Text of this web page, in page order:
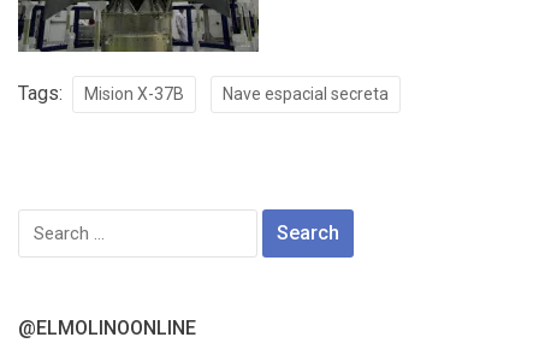
Tags: Mision X-37B Nave espacial secreta
Search
for:
@ELMOLINOONLINE